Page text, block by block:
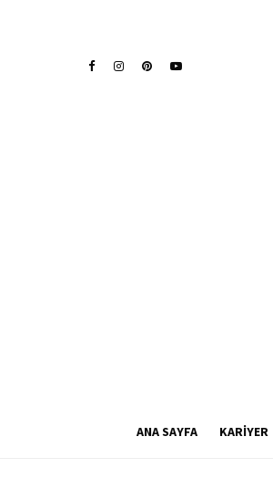
ANA SAYFA KARIYER